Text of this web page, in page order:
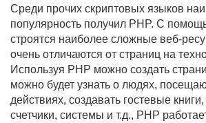
Среди прочих скриптовых языков
популярность получил PHP. С
строятся наиболее сложные веб-
очень отличаются от страниц на
Используя PHP можно создать
можно будет узнать о людях,
действиях, создавать гостевые
счетчики, системы и т.д., PHP